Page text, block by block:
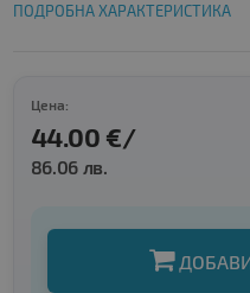
ПОДРОБНА ХАРАКТЕРИСТИКА
Цена:
44.00 €/
86.06 лв.